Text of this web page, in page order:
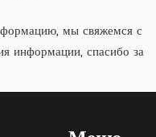
мы свяжемся с
информации, спасибо за